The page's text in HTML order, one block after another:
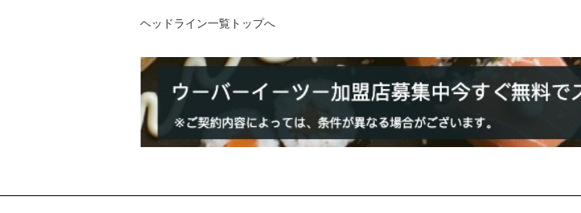
ヘッドライン一覧トップへ